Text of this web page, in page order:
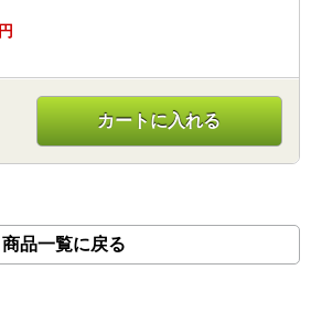
円
カートに入れる
商品一覧に戻る